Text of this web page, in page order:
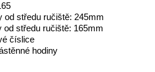
od středu ručiště: 245mm
od středu ručiště: 165mm
číslice
hodiny